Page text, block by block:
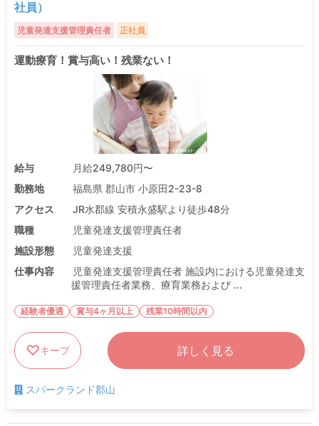
社員）
児童発達支援管理責任者 正社員
運動療育！賞与高い！残業ない！
給与
月給249,780円〜
勤務地
福島県 郡山市 小原田2-23-8
アクセス
JR水郡線 安積永盛駅より徒歩48分
職種
児童発達支援管理責任者
施設形態
児童発達支援
仕事内容
児童発達支援管理責任者 施設内における児童発達支
援管理責任者業務、療育業務および ...
経験者優遇 賞与4ヶ月以上 残業10時間以内
キープ 詳しく見る
スパークランド郡山